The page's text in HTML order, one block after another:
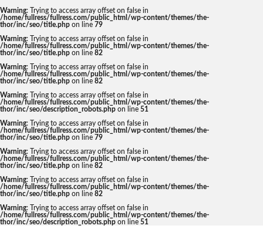
Warning: Trying to access array offset on false in
/home/fullress/fullress.com/public_html/wp-content/themes/the-
thor/inc/seo/title.php on line 79
Warning: Trying to access array offset on false in
/home/fullress/fullress.com/public_html/wp-content/themes/the-
thor/inc/seo/title.php on line 82
Warning: Trying to access array offset on false in
/home/fullress/fullress.com/public_html/wp-content/themes/the-
thor/inc/seo/title.php on line 82
Warning: Trying to access array offset on false in
/home/fullress/fullress.com/public_html/wp-content/themes/the-
thor/inc/seo/description_robots.php on line 51
Warning: Trying to access array offset on false in
/home/fullress/fullress.com/public_html/wp-content/themes/the-
thor/inc/seo/title.php on line 79
Warning: Trying to access array offset on false in
/home/fullress/fullress.com/public_html/wp-content/themes/the-
thor/inc/seo/title.php on line 82
Warning: Trying to access array offset on false in
/home/fullress/fullress.com/public_html/wp-content/themes/the-
thor/inc/seo/title.php on line 82
Warning: Trying to access array offset on false in
/home/fullress/fullress.com/public_html/wp-content/themes/the-
thor/inc/seo/description_robots.php on line 51